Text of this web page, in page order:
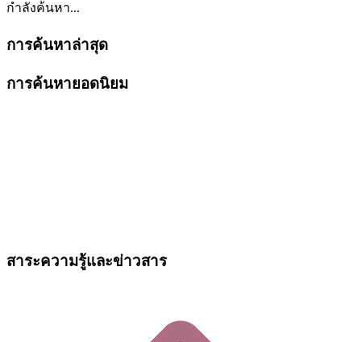
กำลังค้นหา...
การค้นหาล่าสุด
การค้นหายอดนิยม
สาระความรู้และข่าวสาร